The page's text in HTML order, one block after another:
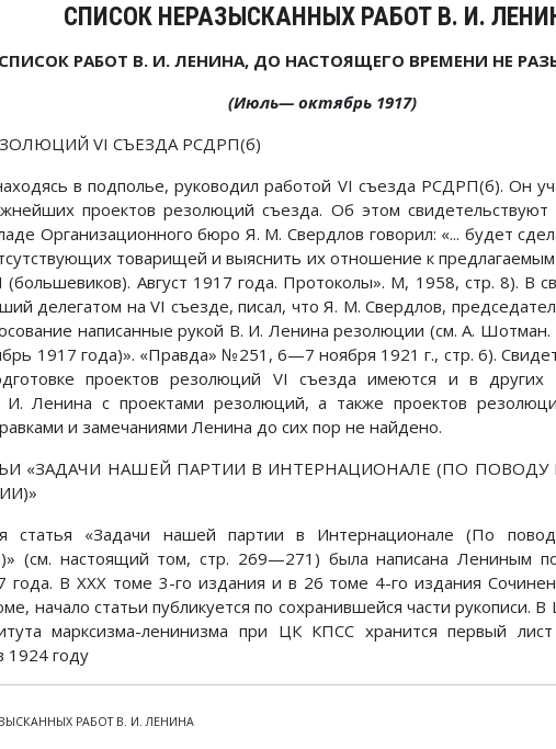
СПИСОК НЕРАЗЫСКАННЫХ РАБОТ В. И.
СПИСОК РАБОТ В. И. ЛЕНИНА, ДО НАСТОЯЩЕГО ВРЕМЕНИ НЕ
(Июль— октябрь 1917)
VI СЪЕЗДА РСДРП(б)
в подполье, руководил работой VI съезда РСДРП(б). Он
проектов резолюций съезда. Об этом
Организационного бюро Я. М. Свердлов говорил: «... будет
товарищей и выяснить их отношение к
Август 1917 года. Протоколы». М, 1958, стр. 8). В
делегатом на VI съезде, писал, что Я. М. Свердлов,
написанные рукой В. И. Ленина резолюции (см. А.
1917 года)». «Правда» №251, 6—7 ноября 1921 г., стр. 6).
проектов резолюций VI съезда имеются и в других
И. Ленина с проектами резолюций, а также проектов
и замечаниями Ленина до сих пор не найдено.
«ЗАДАЧИ НАШЕЙ ПАРТИИ В ИНТЕРНАЦИОНАЛЕ (ПО
статья «Задачи нашей партии в Интернационале (По
(см. настоящий том, стр. 269—271) была написана Лениным
года. В XXX томе 3-го издания и в 26 томе 4-го издания
начало статьи публикуется по сохранившейся части рукописи.
марксизма-ленинизма при ЦК КПСС хранится первый
1924 году
РАБОТ В. И. ЛЕНИНА